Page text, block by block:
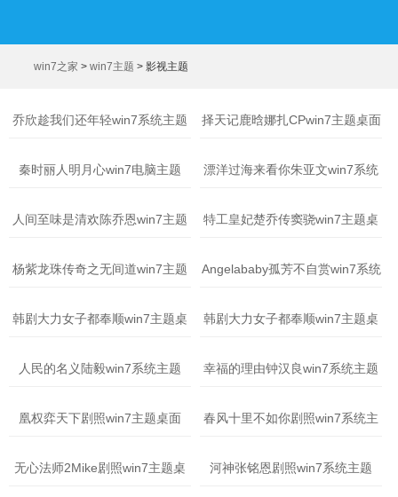
win7之家 > win7主题 > 影视主题
乔欣趁我们还年轻win7系统主题 择天记鹿晗娜扎CPwin7主题桌面
秦时丽人明月心win7电脑主题 漂洋过海来看你朱亚文win7系统
人间至味是清欢陈乔恩win7主题
特工皇妃楚乔传窦骁win7主题桌
杨紫龙珠传奇之无间道win7主题
Angelababy孤芳不自赏win7系统
韩剧大力女子都奉顺win7主题桌
韩剧大力女子都奉顺win7主题桌
人民的名义陆毅win7系统主题
幸福的理由钟汉良win7系统主题
凰权弈天下剧照win7主题桌面 春风十里不如你剧照win7系统主
无心法师2Mike剧照win7主题桌
河神张铭恩剧照win7系统主题